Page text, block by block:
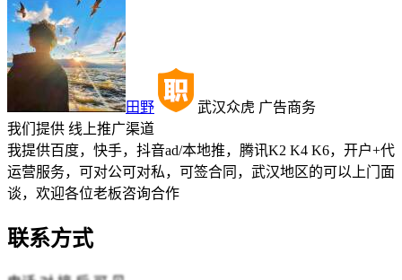
田野 武汉众虎 广告商务
我们提供 线上推广渠道
我提供百度，快手，抖音ad/本地推，腾讯K2 K4 K6，开户+代
运营服务，可对公可对私，可签合同，武汉地区的可以上门面
谈，欢迎各位老板咨询合作
联系方式